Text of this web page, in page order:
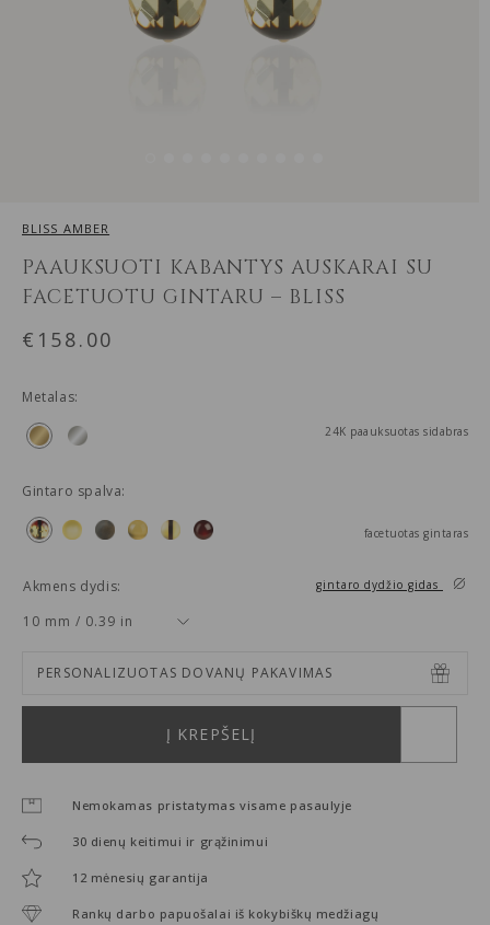
BLISS AMBER
PAAUKSUOTI KABANTYS AUSKARAI SU
FACETUOTU GINTARU – BLISS
€ 158.00
Metalas:
24K paauksuotas sidabras
Gintaro spalva:
facetuotas gintaras
gintaro dydžio gidas
Akmens dydis:
10 mm / 0.39 in
PERSONALIZUOTAS DOVANŲ PAKAVIMAS
Į KREPŠELĮ
Nemokamas pristatymas visame pasaulyje
30 dienų keitimui ir grąžinimui
12 mėnesių garantija
Rankų darbo papuošalai iš kokybiškų medžiagų